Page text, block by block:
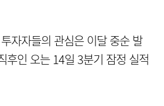
자자들의 관심은 이달 중순 발
후인 오는 14일 3분기 잠정 실적